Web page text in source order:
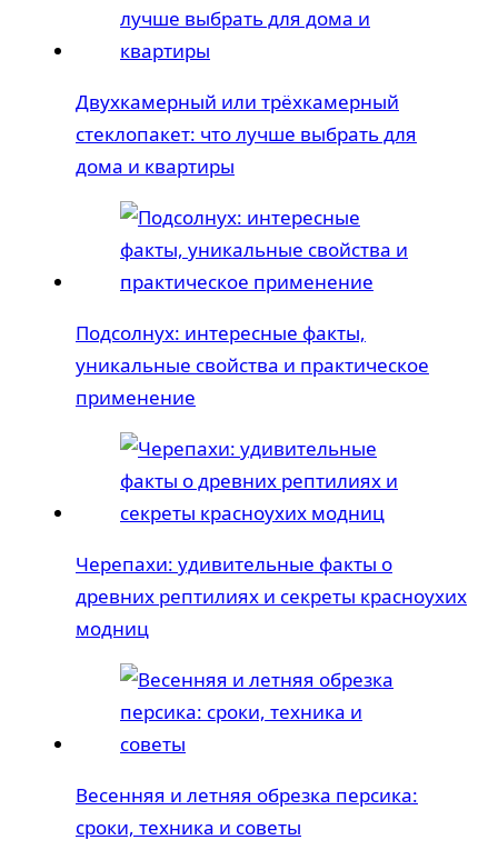
Двухкамерный или трёхкамерный
стеклопакет: что лучше выбрать для
дома и квартиры
Подсолнух: интересные факты,
уникальные свойства и практическое
применение
Черепахи: удивительные факты о
древних рептилиях и секреты красноухих
модниц
Весенняя и летняя обрезка персика:
сроки, техника и советы